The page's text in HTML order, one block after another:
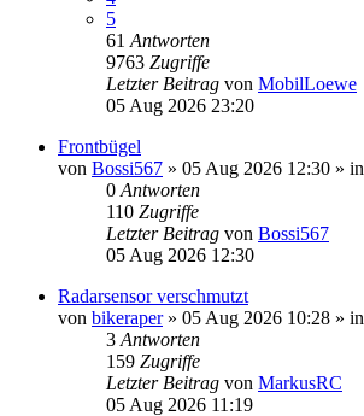
5
61 Antworten
9763 Zugriffe
Letzter Beitrag von MobilLoewe
05 Aug 2026 23:20
Frontbügel
von Bossi567 » 05 Aug 2026 12:30 » in
0 Antworten
110 Zugriffe
Letzter Beitrag von Bossi567
05 Aug 2026 12:30
Radarsensor verschmutzt
von bikeraper» 05 Aug 2026 10:28 » in
3 Antworten
159 Zugriffe
Letzter Beitrag von MarkusRC
05 Aug 2026 11:19